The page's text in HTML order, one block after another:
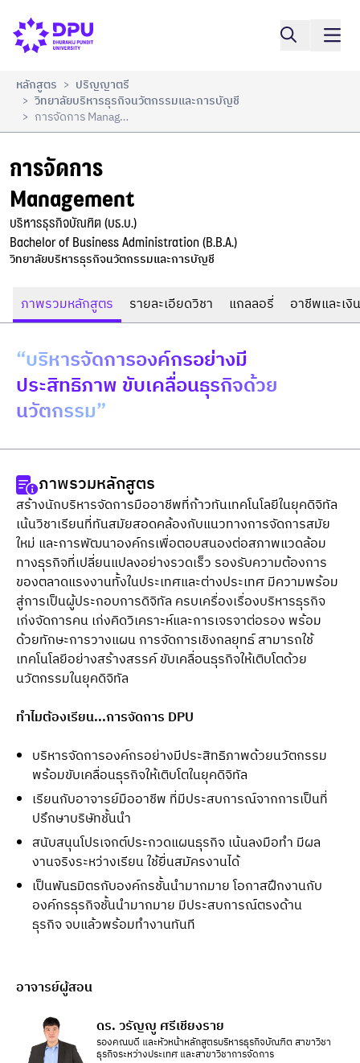
การจัดการ
Management
หลักสูตร > ปริญญาตรี
> วิทยาลัยบริหารธุรกิจนวัตกรรมและการบัญชี
> การจัดการ Management
การจัดการ
Management
บริหารธุรกิจบัณฑิต (บธ.บ.)
Bachelor of Business Administration (B.B.A.)
วิทยาลัยบริหารธุรกิจนวัตกรรมและการบัญชี
ภาพรวมหลักสูตร รายละเอียดวิชา แกลลอรี่ อาชีพและเงิ
“บริหารจัดการองค์กรอย่างมี
ประสิทธิภาพ ขับเคลื่อนธุรกิจด้วย
นวัตกรรม”
ภาพรวมหลักสูตร
สร้างนักบริหารจัดการมืออาชีพที่ก้าวทันเทคโนโลยีในยุคดิจิทัล
เน้นวิชาเรียนที่ทันสมัยสอดคล้องกับแนวทางการจัดการสมัย
ใหม่ และการพัฒนาองค์กรเพื่อตอบสนองต่อสภาพแวดล้อม
ทางธุรกิจที่เปลี่ยนแปลงอย่างรวดเร็ว รองรับความต้องการ
ของตลาดแรงงานทั้งในประเทศและต่างประเทศ มีความพร้อม
สู่การเป็นผู้ประกอบการดิจิทัล ครบเครื่องเรื่องบริหารธุรกิจ
เก่งจัดการคน เก่งคิดวิเคราะห์และการเจรจาต่อรอง พร้อม
ด้วยทักษะการวางแผน การจัดการเชิงกลยุทธ์ สามารถใช้
เทคโนโลยีอย่างสร้างสรรค์ ขับเคลื่อนธุรกิจให้เติบโตด้วย
นวัตกรรมในยุคดิจิทัล
ทำไมต้องเรียน...การจัดการ DPU
บริหารจัดการองค์กรอย่างมีประสิทธิภาพด้วยนวัตกรรม
พร้อมขับเคลื่อนธุรกิจให้เติบโตในยุคดิจิทัล
เรียนกับอาจารย์มืออาชีพ ที่มีประสบการณ์จากการเป็นที่
ปรึกษาบริษัทชั้นนำ
สนับสนุนโปรเจกต์ประกวดแผนธุรกิจ เน้นลงมือทำ มีผล
งานจริงระหว่างเรียน ใช้ยื่นสมัครงานได้
เป็นพันธมิตรกับองค์กรชั้นนำมากมาย โอกาสฝึกงานกับ
องค์กรธุรกิจชั้นนำมากมาย มีประสบการณ์ตรงด้าน
ธุรกิจ จบแล้วพร้อมทำงานทันที
อาจารย์ผู้สอน
ดร. วรัญญู ศรีเชียงราย
รองคณบดี และหัวหน้าหลักสูตรบริหารธุรกิจบัณฑิต สาขาวิชา
ธุรกิจระหว่างประเทศ และสาขาวิชาการจัดการ